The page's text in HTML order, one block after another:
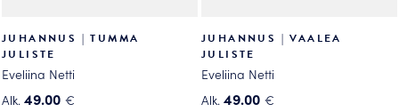
JUHANNUS | TUMMA
JULISTE
Eveliina Netti
Alk. 49.00 €
JUHANNUS | VAALEA
JULISTE
Eveliina Netti
Alk. 49.00 €